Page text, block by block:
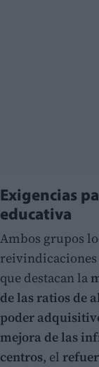
Exigencias
educativa
Ambos grupos
reivindicaciones
que destacan la
de las ratios de
poder
mejora de las
centros, el